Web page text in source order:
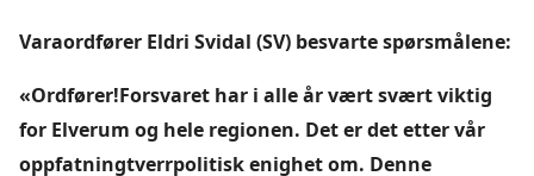
Varaordfører Eldri Svidal (SV) besvarte spørsmålene:
«Ordfører!Forsvaret har i alle år vært svært viktig
for Elverum og hele regionen. Det er det etter vår
oppfatningtverrpolitisk enighet om. Denne